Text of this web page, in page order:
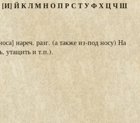
[И] ЙКЛМНОПРС ТУФХЦЧШ
нареч. разг. (а также из-под носу) На
утащить и т.п.).